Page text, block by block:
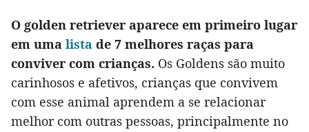
O golden retriever aparece em primeiro lugar
em uma lista de 7 melhores raças para
conviver com crianças. Os Goldens são muito
carinhosos e afetivos, crianças que convivem
com esse animal aprendem a se relacionar
melhor com outras pessoas, principalmente no